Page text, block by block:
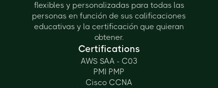
flexibles y personalizadas para todas las
personas en función de sus calificaciones
educativas y la certificación que quieran
obtener.
Certifications
AWS SAA - C03
PMI PMP
Cisco CCNA